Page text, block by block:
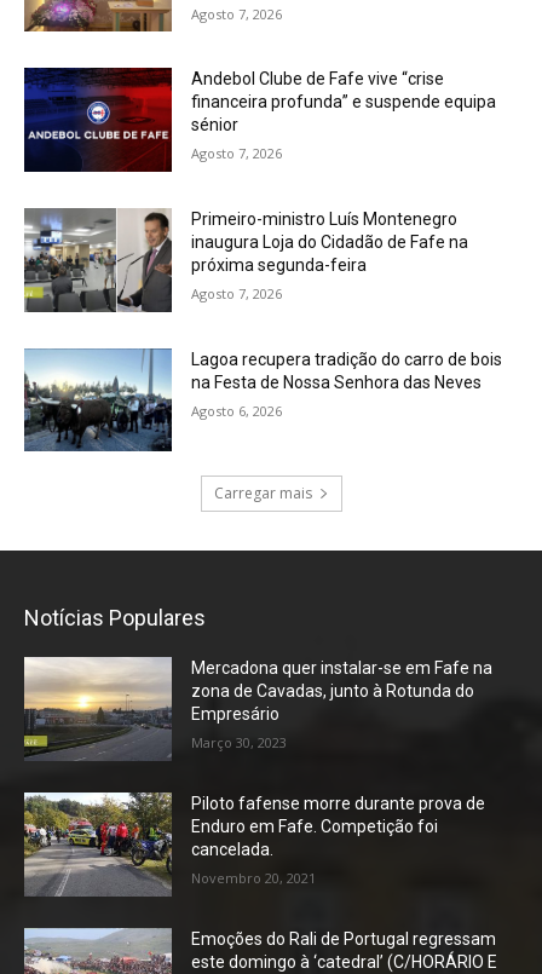
Agosto 7, 2026
Andebol Clube de Fafe vive “crise
financeira profunda” e suspende equipa
sénior
Agosto 7, 2026
Primeiro-ministro Luís Montenegro
inaugura Loja do Cidadão de Fafe na
próxima segunda-feira
Agosto 7, 2026
Lagoa recupera tradição do carro de bois
na Festa de Nossa Senhora das Neves
Agosto 6, 2026
Carregar mais
Notícias Populares
Mercadona quer instalar-se em Fafe na
zona de Cavadas, junto à Rotunda do
Empresário
Março 30, 2023
Piloto fafense morre durante prova de
Enduro em Fafe. Competição foi
cancelada.
Novembro 20, 2021
Emoções do Rali de Portugal regressam
este domingo à ‘catedral’ (C/HORÁRIO E